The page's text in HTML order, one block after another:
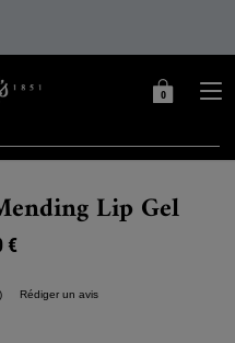
MON
0
0 PRODUIT
Lip Gel
€
Rédiger un avis